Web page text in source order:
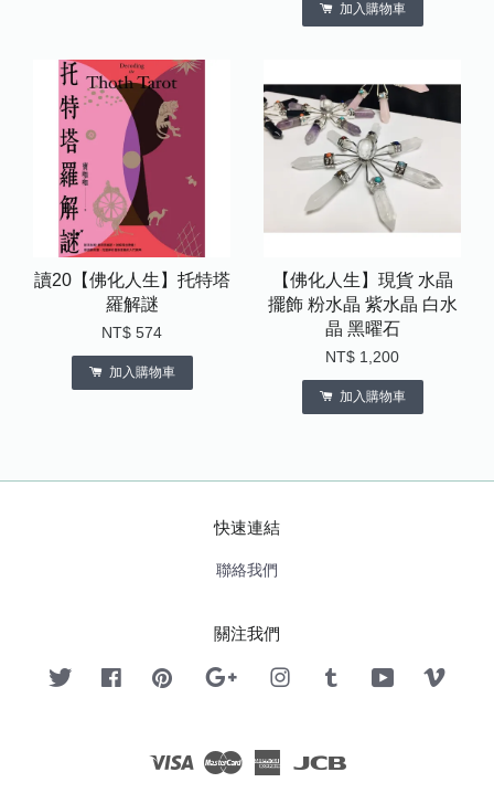
加入購物車
讀20【佛化人生】托特塔
羅解謎
NT$ 574
加入購物車
【佛化人生】現貨 水晶
擺飾 粉水晶 紫水晶 白水
晶 黑曜石
NT$ 1,200
加入購物車
快速連結
聯絡我們
關注我們
Twitter FacebookPinterest Google InstagramTumblr YouTube
Visa Master American